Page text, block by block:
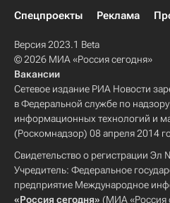
Спецпроекты
Реклама
Версия 2023.1 Beta
© 2026 МИА «Россия сегодня»
Вакансии
Сетевое издание РИА Новости
в Федеральной службе по
информационных технологий и
(Роскомнадзор) 08 апреля 2014
Свидетельство о регистрации
Учредитель: Федеральное
предприятие Международное
«Россия сегодня» (МИА «Россия